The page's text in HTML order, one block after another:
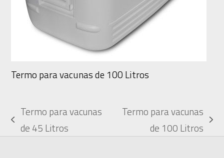
Termo para vacunas de 100 Litros
previous
Termo para vacunas
de 45 Litros
Termo para vacunas
de 100 Litros